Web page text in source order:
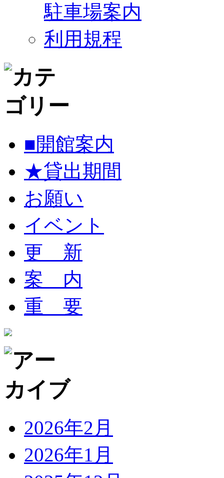
駐車場案内
利用規程
■開館案内
★貸出期間
お願い
イベント
更 新
案 内
重 要
2026年2月
2026年1月